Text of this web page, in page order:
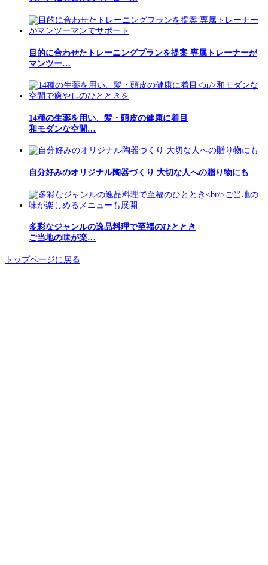
目的に合わせたトレーニングプランを提案 専属トレーナーが
マンツー…
14種の生薬を用い、髪・頭皮の健康に着目
和モダンな空間…
自分好みのオリジナル陶器づくり 大切な人への贈り物にも
多彩なジャンルの逸品料理で至福のひととき
ご当地の味が楽…
トップページに戻る